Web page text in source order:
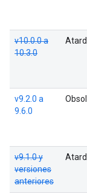
v10.0.0 a
10.3.0
v9.2.0 a
9.6.0
v9.1.0 y
versiones
anteriores